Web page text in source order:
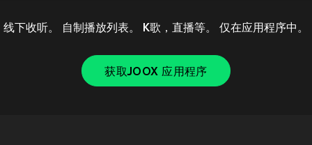
线下收听。 自制播放列表。 K歌，直播等。 仅在应用程序中。
获取JOOX 应用程序